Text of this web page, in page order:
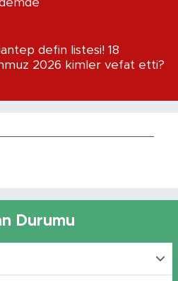
defin listesi! 18
2026 kimler vefat etti?
Durumu